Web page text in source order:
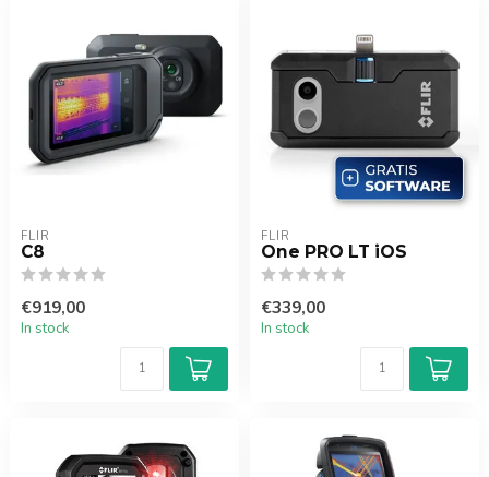
FLIR
C8
€919,00
In stock
FLIR
One PRO LT iOS
€339,00
In stock